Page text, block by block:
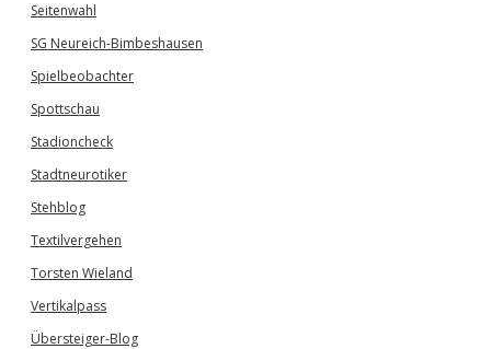
Seitenwahl
SG Neureich-Bimbeshausen
Spielbeobachter
Spottschau
Stadioncheck
Stadtneurotiker
Stehblog
Textilvergehen
Torsten Wieland
Vertikalpass
Übersteiger-Blog